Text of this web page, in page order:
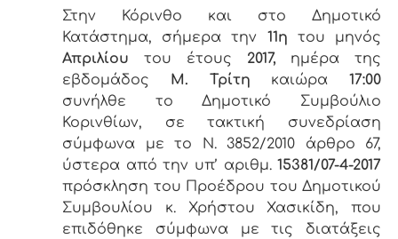
Στην Κόρινθο και στο Δημοτικό
Κατάστημα, σήμερα την 11η του μηνός
Απριλίου του έτους 2017, ημέρα της
εβδομάδος Μ. Τρίτη καιώρα17:00
συνήλθε το Δημοτικό Συμβούλιο
Κορινθίων, σε τακτική συνεδρίαση
σύμφωνα με το Ν. 3852/2010 άρθρο 67,
ύστερα από την υπ’ αριθμ.15381/07-4-2017
πρόσκληση του Προέδρου του Δημοτικού
Συμβουλίου κ. Χρήστου Χασικίδη, που
επιδόθηκε σύμφωνα με τις διατάξεις